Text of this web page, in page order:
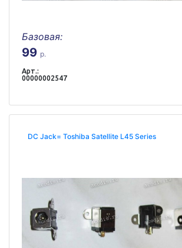
Базовая:
99 р.
Арт.:
00000002547
DC Jack= Toshiba Satellite L45 Series